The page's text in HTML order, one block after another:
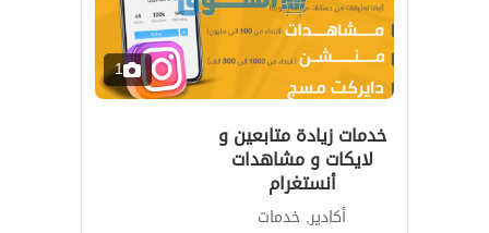
1
خدمات زيادة متابعين و
لايكات و مشاهدات
أنستغرام
أكادير, خدمات